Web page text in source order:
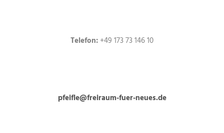
Telefon: +49 173 73 146 10
pfeifle@freiraum-fuer-neues.de